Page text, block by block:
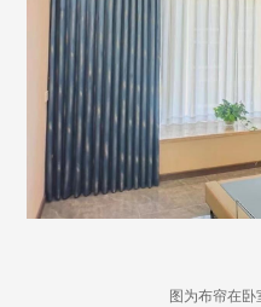
图为布帘在